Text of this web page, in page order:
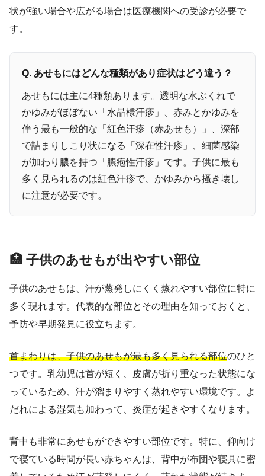
状が強い場合や広がる場合は医療機関への受診が必要で
す。
Q. あせもにはどんな種類があり症状はどう違う？
あせもには主に4種類あります。透明な水ぶくれで
かゆみがほぼない「水晶様汗疹」、赤みとかゆみを
伴う最も一般的な「紅色汗疹（赤あせも）」、深部
で詰まりしこり状になる「深在性汗疹」、細菌感染
が加わり膿を持つ「膿疱性汗疹」です。子供に最も
多く見られるのは紅色汗疹で、かゆみから掻き壊し
に注意が必要です。
🏥 子供のあせもが出やすい部位
子供のあせもは、汗が蒸発しにくく蒸れやすい部位に特に
多く現れます。代表的な部位とその理由を知っておくと、
予防や早期発見に役立ちます。
首まわりは、子供のあせもが最も多く見られる部位のひと
つです。乳幼児は首が短く、皮膚が折り重なった状態にな
っているため、汗が溜まりやすく蒸れやすい環境です。よ
だれによる湿気も加わって、炎症が起きやすくなります。
背中も非常にあせもができやすい部位です。特に、仰向け
で寝ている時間が長い赤ちゃんは、背中が布団や寝具に密